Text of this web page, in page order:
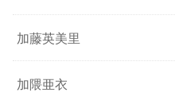
加藤英美里
加隈亜衣